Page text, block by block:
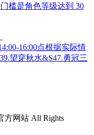
槛是角色等级达到 30
16:00点根据实际情
望穿秋水&S47.勇冠三
方网站 All Rights